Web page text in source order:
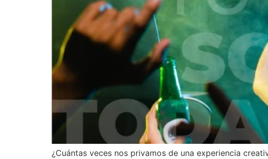
¿Cuántas veces nos privamos de una experiencia